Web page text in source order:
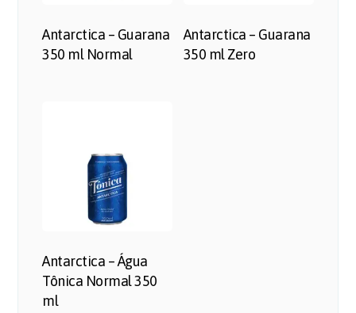
Antarctica – Guarana
350 ml Normal
Antarctica – Guarana
350 ml Zero
Antarctica – Água
Tônica Normal 350
ml